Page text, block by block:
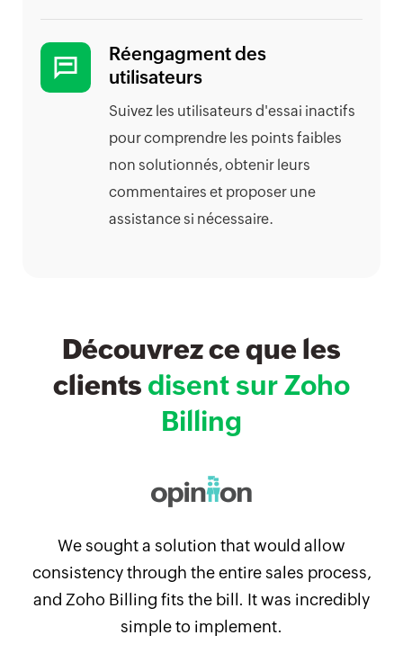
Réengagment des
utilisateurs
Suivez les utilisateurs d'essai inactifs
pour comprendre les points faibles
non solutionnés, obtenir leurs
commentaires et proposer une
assistance si nécessaire.
Découvrez ce que les
clients disent sur Zoho
Billing
We sought a solution that would allow
consistency through the entire sales process,
and Zoho Billing fits the bill. It was incredibly
simple to implement.